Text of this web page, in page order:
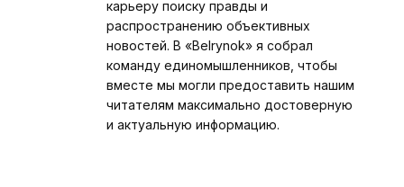
карьеру поиску правды и
распространению объективных
новостей. В «Belrynok» я собрал
команду единомышленников, чтобы
вместе мы могли предоставить нашим
читателям максимально достоверную
и актуальную информацию.